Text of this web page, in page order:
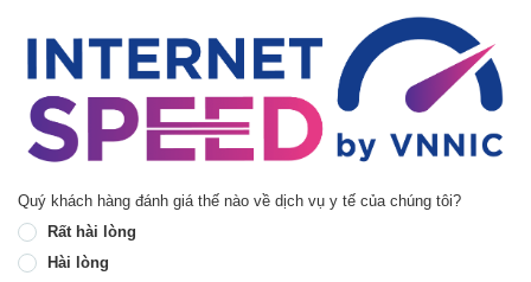
Quý khách hàng đánh giá thế nào về dịch vụ y tế của chúng tôi?
Rất hài lòng
Hài lòng